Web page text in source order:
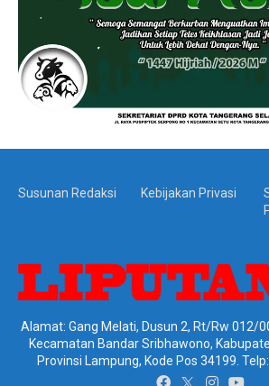
Susunan Redaksi Kebijakan Privasi
Alamat: Gang Melati, Dusun 2, Rt/Rw 012/
Kecamatan Bandar Sribhawono,
Provinsi Lampung, Kode Pos 34199.